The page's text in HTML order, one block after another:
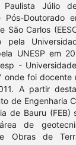
Paulista Júlio
Pós-Doutorado
São Carlos
pela
UNESP em
-
onde foi docente
A partir
de Engenharia
de Bauru (FEB)
de
Obras de